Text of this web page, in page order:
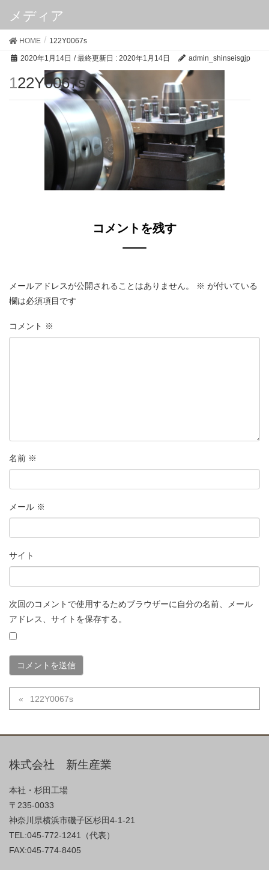
メディア
HOME 122Y0067s
2020年1月14日 / 最終更新日 : 2020年1月14日 admin_shinseisgjp
122Y0067s
コメントを残す
メールアドレスが公開されることはありません。 ※ が付いている
欄は必須項目です
コメント ※
名前 ※
メール ※
サイト
次回のコメントで使用するためブラウザーに自分の名前、メール
アドレス、サイトを保存する。
122Y0067s
株式会社 新生産業
本社・杉田工場
〒235-0033
神奈川県横浜市磯子区杉田4-1-21
TEL:045-772-1241（代表）
FAX:045-774-8405